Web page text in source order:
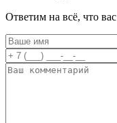
Ответим на всё, что